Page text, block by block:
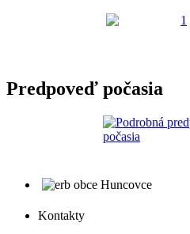
Predpoveď počasia
Kontakty